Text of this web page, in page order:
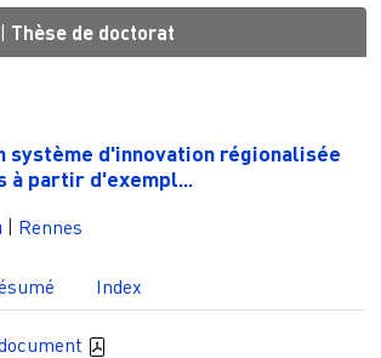
Thèse de doctorat
système d'innovation régionalisée
à partir d'exempl...
Rennes
Index